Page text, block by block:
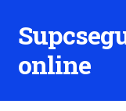
Ir
a
la
Ir
al
contenido
online